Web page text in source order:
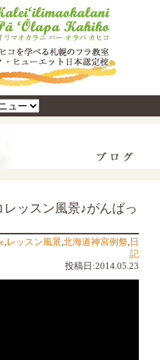
ッスン風景♪がんばっ
,レッスン風景,北海道神宮例祭, 日
記
投稿日:2014.05.23